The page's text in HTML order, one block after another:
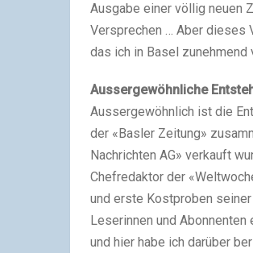
Ausgabe einer völlig neuen
Versprechen … Aber dieses
das ich in Basel zunehmend
Aussergewöhnliche
Aussergewöhnlich ist die
der «Basler Zeitung»
Nachrichten AG» verkauft
Chefredaktor der
und erste Kostproben
Leserinnen und
und hier habe ich darüber